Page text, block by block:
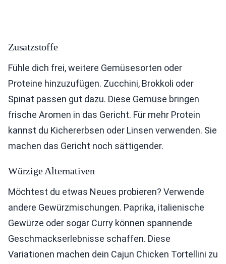
Zusatzstoffe
Fühle dich frei, weitere Gemüsesorten oder
Proteine hinzuzufügen. Zucchini, Brokkoli oder
Spinat passen gut dazu. Diese Gemüse bringen
frische Aromen in das Gericht. Für mehr Protein
kannst du Kichererbsen oder Linsen verwenden. Sie
machen das Gericht noch sättigender.
Würzige Alternativen
Möchtest du etwas Neues probieren? Verwende
andere Gewürzmischungen. Paprika, italienische
Gewürze oder sogar Curry können spannende
Geschmackserlebnisse schaffen. Diese
Variationen machen dein Cajun Chicken Tortellini zu